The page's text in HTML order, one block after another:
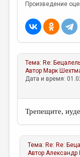
Произведение
Тема: Re:
Автор Марк
Дата и время:
Трепещите,
Тема: Re: Re:
АвторАлександр